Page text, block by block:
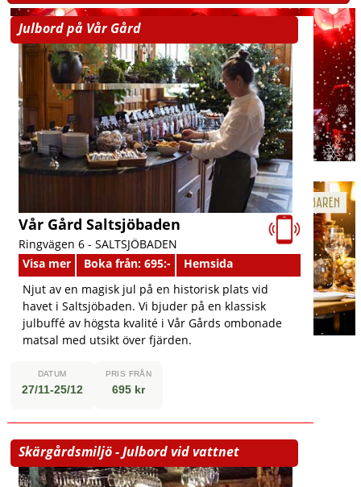
Julbord på Vår Gård
Vår Gård Saltsjöbaden
Ringvägen 6 - SALTSJÖBADEN
Visa mer
Boka från: 695:-
Hemsida
Njut av en magisk jul på en historisk plats vid
havet i Saltsjöbaden. Vi bjuder på en klassisk
julbuffé av högsta kvalité i Vår Gårds ombonade
matsal med utsikt över fjärden.
DATUM
27/11-25/12
PRIS FRÅN
695 kr
Skärgårdsmiljö - Julbord vid vattnet